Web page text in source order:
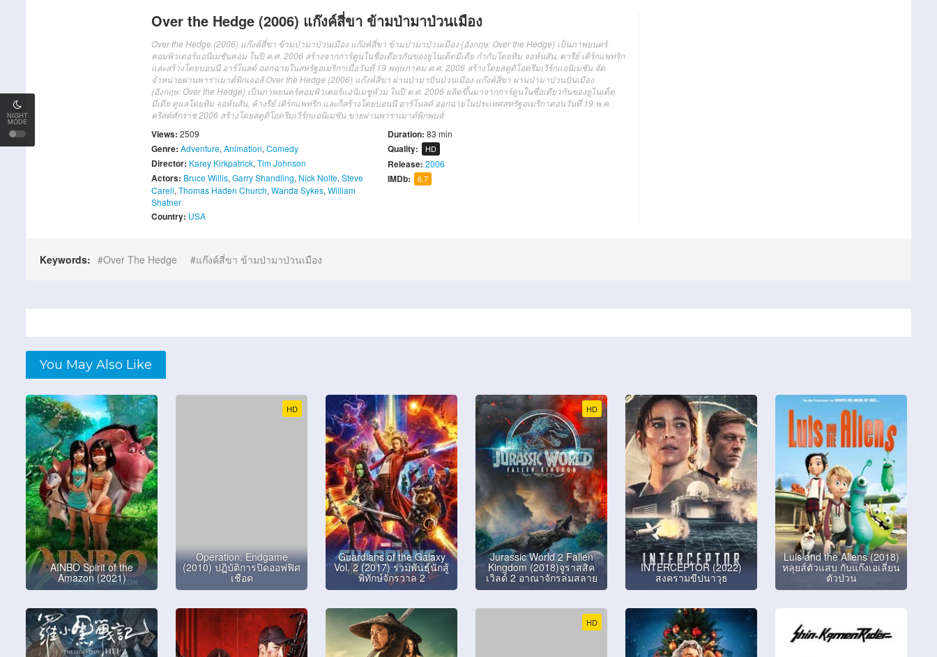
NIGHT
MODE
Over the Hedge (2006) แก๊งค์สี่ขา ข้ามป่ามาป่วนเมือง
Over the Hedge (2006) แก๊งค์สี่ขา ข้ามป่ามาป่วนเมือง แก๊งค์สี่ขา ข้ามป่ามาป่วนเมือง (อังกฤษ: Over the Hedge) เป็นภาพยนตร์
คอมพิวเตอร์แอนิเมชันคอม ในปี ค.ศ. 2006 สร้างจากการ์ตูนในชื่อเดียวกันของยูไนเต็ดมีเดีย กำกับโดยทิม จอห์นสัน, คารีย์ เคิร์กแพทริก
และสร้างโดยบอนนี อาร์โนลด์ ออกฉายในสหรัฐอเมริกาเมื่อวันที่ 19 พฤษภาคม ค.ศ. 2006 สร้างโดยสตูดิโอดรีมเวิร์กแอนิเมชัน จัด
จำหน่ายผ่านพาราเมาต์พิกเจอส์ Over the Hedge (2006) แก๊งค์สี่ขา ผ่านป่ามาปั่นป่วนเมือง แก๊งค์สี่ขา ผ่านป่ามาป่วนปั่นเมือง
(อังกฤษ: Over the Hedge) เป็นภาพยนตร์คอมพิวเตอร์แอนิเมชูหัวม ในปี ค.ศ. 2006 ผลิตขึ้นมาจากการ์ตูนในชื่อเดียวกันของยูไนเต็ด
มีเดีย ดูแลโดยทิม จอห์นสัน, ค้างรีย์ เคิร์กแพทริก และก็สร้างโดยบอนนี อาร์โนลด์ ออกฉายในประเทศสหรัฐอเมริกาตอนวันที่ 19 พ.ค.
คริสต์ศักราช 2006 สร้างโดยสตูดิโอดรีมเวิร์กแอนิเมชัน ขายผ่านพาราเมาต์พิกพบส์
Views: 2509
Genre: Adventure, Animation, Comedy
Director: Karey Kirkpatrick, Tim Johnson
Actors: Bruce Willis, Garry Shandling, Nick Nolte, Steve
Carell, Thomas Haden Church, Wanda Sykes, William
Shatner
Country: USA
Duration: 83 min
Quality: HD
Release:2006
IMDb: 6.7
Keywords: Over The Hedge แก๊งค์สี่ขา ข้ามป่ามาป่วนเมือง
You May Also Like
AINBO Spirit of the
Amazon (2021)
HD
Operation: Endgame
(2010) ปฏิบัติการปิดออฟฟิศ
เชือด
Guardians of the Galaxy
Vol. 2 (2017) รวมพันธุ์นักสู้
พิทักษ์จักรวาล 2
HD
Jurassic World 2 Fallen
Kingdom (2018)จูราสสิค
เวิลด์ 2 อาณาจักรล่มสลาย
INTERCEPTOR (2022)
สงครามขีปนาวุธ
Luis and the Aliens (2018)
หลุยส์ตัวแสบ กับแก๊งเอเลี่ยน
ตัวป่วน
HD